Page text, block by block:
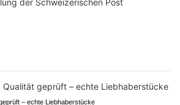
– echte Liebhaberstücke